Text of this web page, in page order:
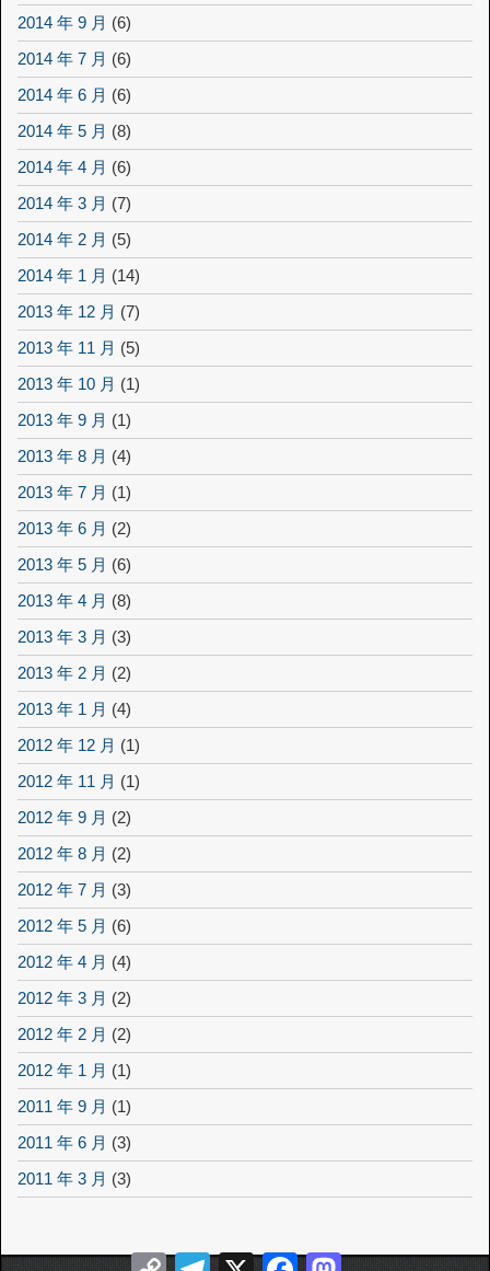
2014 年 9 月 (6)
2014 年 7 月 (6)
2014 年 6 月 (6)
2014 年 5 月 (8)
2014 年 4 月 (6)
2014 年 3 月 (7)
2014 年 2 月 (5)
2014 年 1 月 (14)
2013 年 12 月 (7)
2013 年 11 月 (5)
2013 年 10 月 (1)
2013 年 9 月 (1)
2013 年 8 月 (4)
2013 年 7 月 (1)
2013 年 6 月 (2)
2013 年 5 月 (6)
2013 年 4 月 (8)
2013 年 3 月 (3)
2013 年 2 月 (2)
2013 年 1 月 (4)
2012 年 12 月 (1)
2012 年 11 月 (1)
2012 年 9 月 (2)
2012 年 8 月 (2)
2012 年 7 月 (3)
2012 年 5 月 (6)
2012 年 4 月 (4)
2012 年 3 月 (2)
2012 年 2 月 (2)
2012 年 1 月 (1)
2011 年 9 月 (1)
2011 年 6 月 (3)
2011 年 3 月 (3)
Copy Telegram
X FacebookMastodon